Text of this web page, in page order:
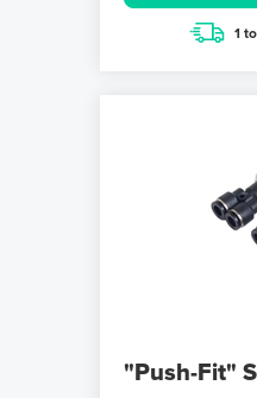
1
"Push-Fit"